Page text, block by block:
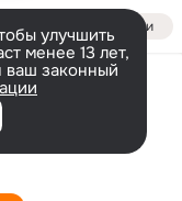
Войти
улучшить
менее 13 лет,
ваш законный